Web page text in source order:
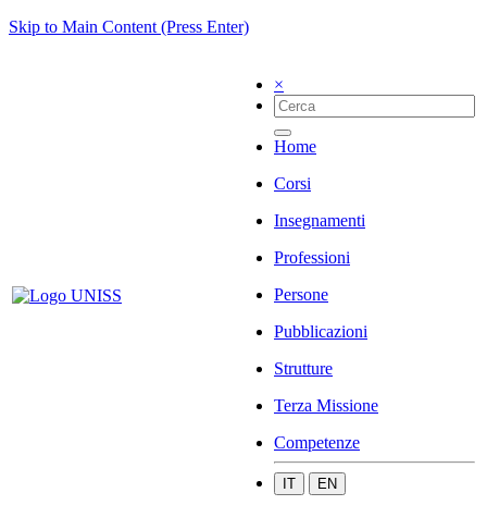
Skip to Main Content (Press Enter)
×
Home
Corsi
Insegnamenti
Professioni
Persone
Pubblicazioni
Strutture
Terza Missione
Competenze
IT EN